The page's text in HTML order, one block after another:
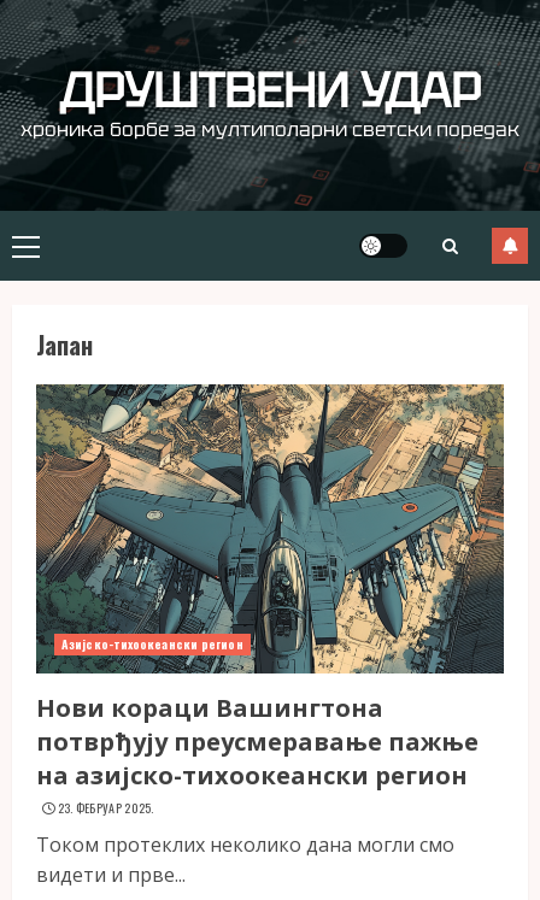
Skip
to
content ДРУШТВЕНИ УДАР
хроника борбе за мултиполарни светски поредак
Primary
Menu
Јапан
Азијско-тихоокеански регион
Нови кораци Вашингтона
потврђују преусмеравање пажње
на азијско-тихоокеански регион
23. ФЕБРУАР 2025.
Током протеклих неколико дана могли смо
видети и прве...